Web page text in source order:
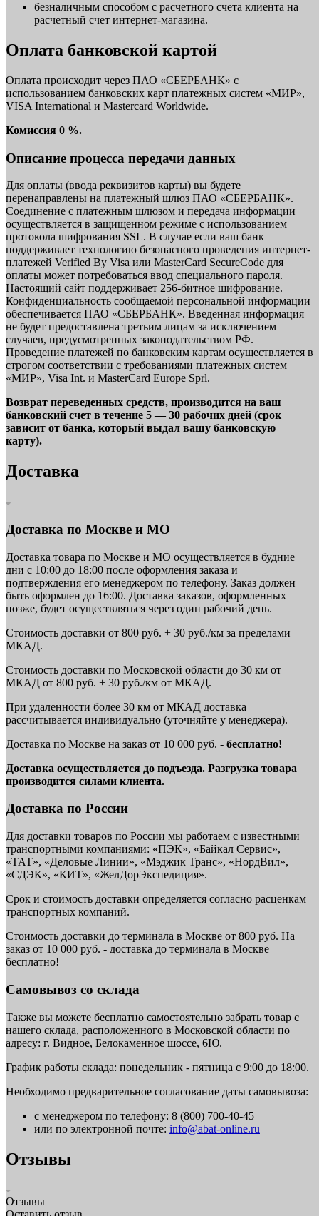
безналичным способом с расчетного счета клиента на
расчетный счет интернет-магазина.
Оплата банковской картой
Оплата происходит через ПАО «СБЕРБАНК» с
использованием банковских карт платежных систем «МИР»,
VISA International и Mastercard Worldwide.
Комиссия 0 %.
Описание процесса передачи данных
Для оплаты (ввода реквизитов карты) вы будете
перенаправлены на платежный шлюз ПАО «СБЕРБАНК».
Соединение с платежным шлюзом и передача информации
осуществляется в защищенном режиме с использованием
протокола шифрования SSL. В случае если ваш банк
поддерживает технологию безопасного проведения интернет-
платежей Verified By Visa или MasterCard SecureCode для
оплаты может потребоваться ввод специального пароля.
Настоящий сайт поддерживает 256-битное шифрование.
Конфиденциальность сообщаемой персональной информации
обеспечивается ПАО «СБЕРБАНК». Введенная информация
не будет предоставлена третьим лицам за исключением
случаев, предусмотренных законодательством РФ.
Проведение платежей по банковским картам осуществляется в
строгом соответствии с требованиями платежных систем
«МИР», Visa Int. и MasterCard Europe Sprl.
Возврат переведенных средств, производится на ваш
банковский счет в течение 5 — 30 рабочих дней (срок
зависит от банка, который выдал вашу банковскую
карту).
Доставка
Доставка по Москве и МО
Доставка товара по Москве и МО осуществляется в будние
дни с 10:00 до 18:00 после оформления заказа и
подтверждения его менеджером по телефону. Заказ должен
быть оформлен до 16:00. Доставка заказов, оформленных
позже, будет осуществляться через один рабочий день.
Стоимость доставки от 800 руб. + 30 руб./км за пределами
МКАД.
Стоимость доставки по Московской области до 30 км от
МКАД от 800 руб. + 30 руб./км от МКАД.
При удаленности более 30 км от МКАД доставка
рассчитывается индивидуально (уточняйте у менеджера).
Доставка по Москве на заказ от 10 000 руб. - бесплатно!
Доставка осуществляется до подъезда. Разгрузка товара
производится силами клиента.
Доставка по России
Для доставки товаров по России мы работаем с известными
транспортными компаниями: «ПЭК», «Байкал Сервис»,
«ТАТ», «Деловые Линии», «Мэджик Транс», «НордВил»,
«СДЭК», «КИТ», «ЖелДорЭкспедиция».
Срок и стоимость доставки определяется согласно расценкам
транспортных компаний.
Стоимость доставки до терминала в Москве от 800 руб. На
заказ от 10 000 руб. - доставка до терминала в Москве
бесплатно!
Самовывоз со склада
Также вы можете бесплатно самостоятельно забрать товар с
нашего склада, расположенного в Московской области по
адресу: г. Видное, Белокаменное шоссе, 6Ю.
График работы склада: понедельник - пятница с 9:00 до 18:00.
Необходимо предварительное согласование даты самовывоза:
с менеджером по телефону: 8 (800) 700-40-45
или по электронной почте: info@abat-online.ru
Отзывы
Отзывы